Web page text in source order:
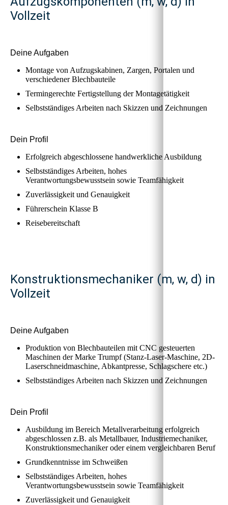
Vollzeit
Deine Aufgaben
Montage von Aufzugskabinen, Zargen, Portalen und
verschiedener Blechbauteile
Termingerechte Fertigstellung der Montagetätigkeit
Selbstständiges Arbeiten nach Skizzen und Zeichnungen
Dein Profil
Erfolgreich abgeschlossene handwerkliche Ausbildung
Selbstständiges Arbeiten, hohes
Verantwortungsbewusstsein sowie Teamfähigkeit
Zuverlässigkeit und Genauigkeit
Führerschein Klasse B
Reisebereitschaft
Konstruktionsmechaniker (m, w, d) in
Vollzeit
Deine Aufgaben
Produktion von Blechbauteilen mit CNC gesteuerten
Maschinen der Marke Trumpf (Stanz-Laser-Maschine, 2D-
Laserschneidmaschine, Abkantpresse, Schlagschere etc.)
Selbstständiges Arbeiten nach Skizzen und Zeichnungen
Dein Profil
Ausbildung im Bereich Metallverarbeitung erfolgreich
abgeschlossen z.B. als Metallbauer, Industriemechaniker,
Konstruktionsmechaniker oder einem vergleichbaren Beruf
Grundkenntnisse im Schweißen
Selbstständiges Arbeiten, hohes
Verantwortungsbewusstsein sowie Teamfähigkeit
Zuverlässigkeit und Genauigkeit